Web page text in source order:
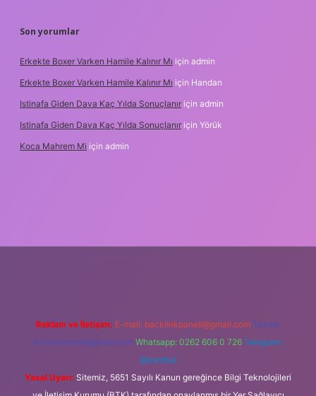
Son yorumlar
Erkekte Boxer Varken Hamile Kalınır Mı için admin
Erkekte Boxer Varken Hamile Kalınır Mı için Handan
Istinafa Giden Dava Kaç Yılda Sonuçlanır için admin
Istinafa Giden Dava Kaç Yılda Sonuçlanır için Yörük
Koca Mahrem Mi için admin
Reklam ve İletişim: E-mail: backlinkpaneli@gmail.com Teams:
forumhizmeti@gmail.com Whatsapp: 0262 606 0 726 Telegram:
@karabul
Yasal Uyarı: Sitemiz, 5651 Sayılı Kanun gereğince Bilgi Teknolojileri